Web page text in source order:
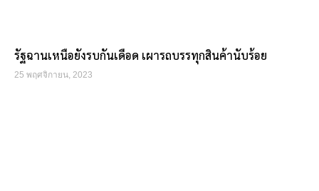
รัฐฉานเหนือยังรบกันเดือด เผารถบรรทุกสินค้านับร้อย
25 พฤศจิกายน, 2023